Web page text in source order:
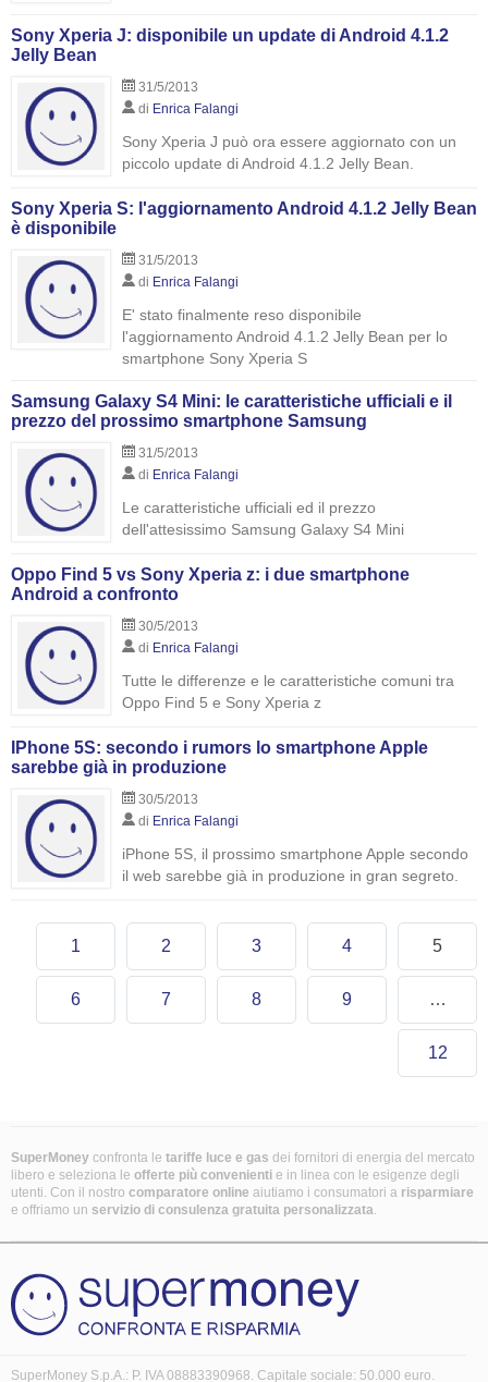
Sony Xperia J: disponibile un update di Android 4.1.2
Jelly Bean
31/5/2013
di Enrica Falangi
Sony Xperia J può ora essere aggiornato con un
piccolo update di Android 4.1.2 Jelly Bean.
Sony Xperia S: l'aggiornamento Android 4.1.2 Jelly Bean
è disponibile
31/5/2013
di Enrica Falangi
E' stato finalmente reso disponibile
l'aggiornamento Android 4.1.2 Jelly Bean per lo
smartphone Sony Xperia S
Samsung Galaxy S4 Mini: le caratteristiche ufficiali e il
prezzo del prossimo smartphone Samsung
31/5/2013
di Enrica Falangi
Le caratteristiche ufficiali ed il prezzo
dell'attesissimo Samsung Galaxy S4 Mini
Oppo Find 5 vs Sony Xperia z: i due smartphone
Android a confronto
30/5/2013
di Enrica Falangi
Tutte le differenze e le caratteristiche comuni tra
Oppo Find 5 e Sony Xperia z
IPhone 5S: secondo i rumors lo smartphone Apple
sarebbe già in produzione
30/5/2013
di Enrica Falangi
iPhone 5S, il prossimo smartphone Apple secondo
il web sarebbe già in produzione in gran segreto.
1 2 3 4 5
6 7 8 9 …
12
SuperMoney confronta le tariffe luce e gas dei fornitori di energia del mercato
libero e seleziona le offerte più convenienti e in linea con le esigenze degli
utenti. Con il nostro comparatore online aiutiamo i consumatori a risparmiare
e offriamo un servizio di consulenza gratuita personalizzata.
SuperMoney S.p.A.: P. IVA 08883390968. Capitale sociale: 50.000 euro.